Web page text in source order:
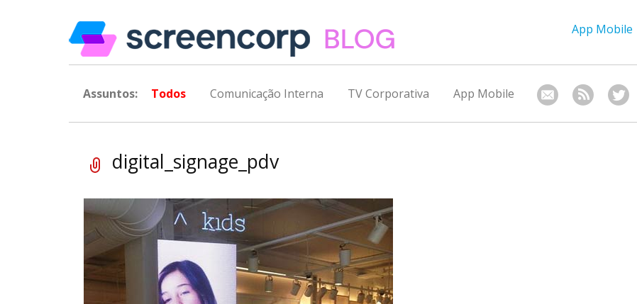
App Mobile
Assuntos: Todos Comunicação Interna TV Corporativa App Mobile
digital_signage_pdv